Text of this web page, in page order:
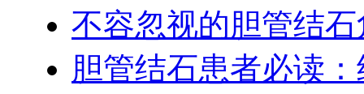
不容忽视的胆管结
胆管结石患者必读